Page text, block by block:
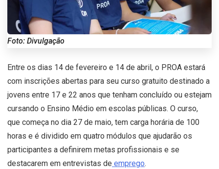
Foto: Divulgação
Entre os dias 14 de fevereiro e 14 de abril, o PROA estará
com inscrições abertas para seu curso gratuito destinado a
jovens entre 17 e 22 anos que tenham concluído ou estejam
cursando o Ensino Médio em escolas públicas. O curso,
que começa no dia 27 de maio, tem carga horária de 100
horas e é dividido em quatro módulos que ajudarão os
participantes a definirem metas profissionais e se
destacarem em entrevistas de emprego.